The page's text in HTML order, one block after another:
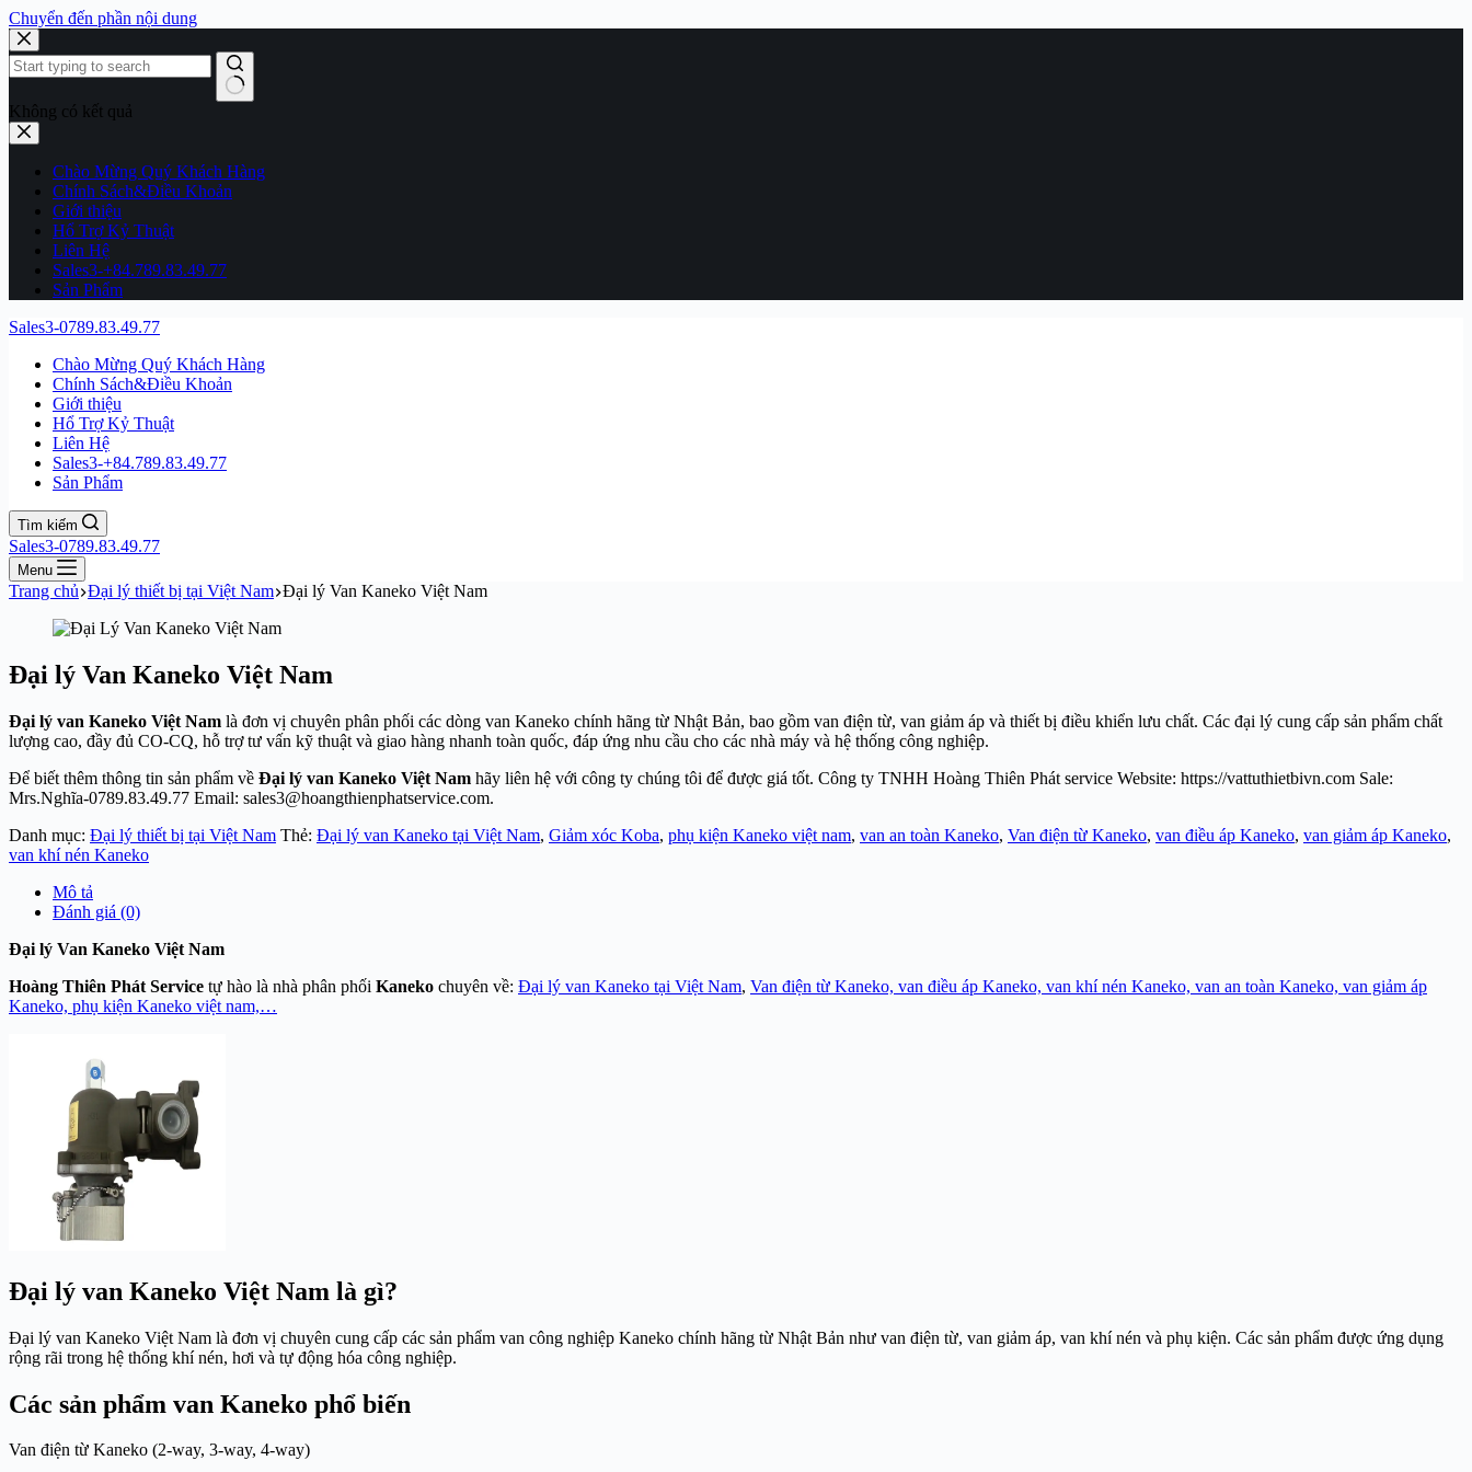
Chuyển đến phần nội dung
Không có kết quả
Chào Mừng Quý Khách Hàng
Chính Sách&Điều Khoản
Giới thiệu
Hổ Trợ Kỷ Thuật
Liên Hệ
Sales3-+84.789.83.49.77
Sản Phẩm
Sales3-0789.83.49.77
Chào Mừng Quý Khách Hàng
Chính Sách&Điều Khoản
Giới thiệu
Hổ Trợ Kỷ Thuật
Liên Hệ
Sales3-+84.789.83.49.77
Sản Phẩm
Tìm kiếm
Sales3-0789.83.49.77
Menu
Trang chủ Đại lý thiết bị tại Việt Nam Đại lý Van Kaneko Việt Nam
Đại lý Van Kaneko Việt Nam
Đại lý van Kaneko Việt Nam là đơn vị chuyên phân phối các dòng van Kaneko chính hãng từ Nhật Bản, bao gồm van điện từ, van giảm áp và thiết bị điều khiển lưu chất. Các đại lý cung cấp sản phẩm chất
lượng cao, đầy đủ CO-CQ, hỗ trợ tư vấn kỹ thuật và giao hàng nhanh toàn quốc, đáp ứng nhu cầu cho các nhà máy và hệ thống công nghiệp.
Để biết thêm thông tin sản phẩm về Đại lý van Kaneko Việt Nam hãy liên hệ với công ty chúng tôi để được giá tốt. Công ty TNHH Hoàng Thiên Phát service Website: https://vattuthietbivn.com Sale:
Mrs.Nghĩa-0789.83.49.77 Email: sales3@hoangthienphatservice.com.
Danh mục: Đại lý thiết bị tại Việt Nam Thẻ: Đại lý van Kaneko tại Việt Nam, Giảm xóc Koba, phụ kiện Kaneko việt nam, van an toàn Kaneko, Van điện từ Kaneko, van điều áp Kaneko, van giảm áp Kaneko,
van khí nén Kaneko
Mô tả
Đánh giá (0)
Đại lý Van Kaneko Việt Nam
Hoàng Thiên Phát Service tự hào là nhà phân phối Kaneko chuyên về: Đại lý van Kaneko tại Việt Nam, Van điện từ Kaneko, van điều áp Kaneko, van khí nén Kaneko, van an toàn Kaneko, van giảm áp
Kaneko, phụ kiện Kaneko việt nam,…
Đại lý van Kaneko Việt Nam là gì?
Đại lý van Kaneko Việt Nam là đơn vị chuyên cung cấp các sản phẩm van công nghiệp Kaneko chính hãng từ Nhật Bản như van điện từ, van giảm áp, van khí nén và phụ kiện. Các sản phẩm được ứng dụng
rộng rãi trong hệ thống khí nén, hơi và tự động hóa công nghiệp.
Các sản phẩm van Kaneko phổ biến
Van điện từ Kaneko (2-way, 3-way, 4-way)